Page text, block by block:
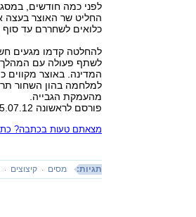
לפני כמה חודשים,
החליט שר האוצר בעצה
כלואים לשחררם עד
להחלטה קדמו מגעים
המדינה. באוצר מקווים
מהעמקת הגבייה.
פורסם לראשונה 25.07.12, 23:57
מצאתם טעות בכתבה?
תגיות: מסים קיצוצים